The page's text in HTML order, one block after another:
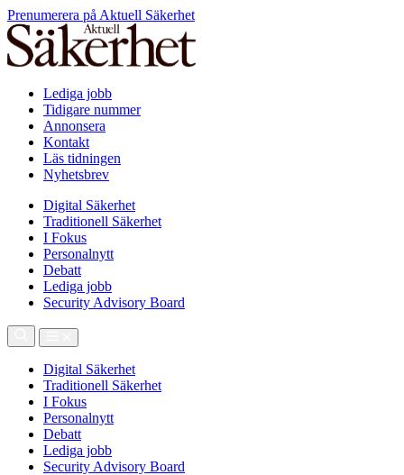
Prenumerera på Aktuell Säkerhet
Lediga jobb
Tidigare nummer
Annonsera
Kontakt
Läs tidningen
Nyhetsbrev
Digital Säkerhet
Traditionell Säkerhet
I Fokus
Personalnytt
Debatt
Lediga jobb
Security Advisory Board
Digital Säkerhet
Traditionell Säkerhet
I Fokus
Personalnytt
Debatt
Lediga jobb
Security Advisory Board